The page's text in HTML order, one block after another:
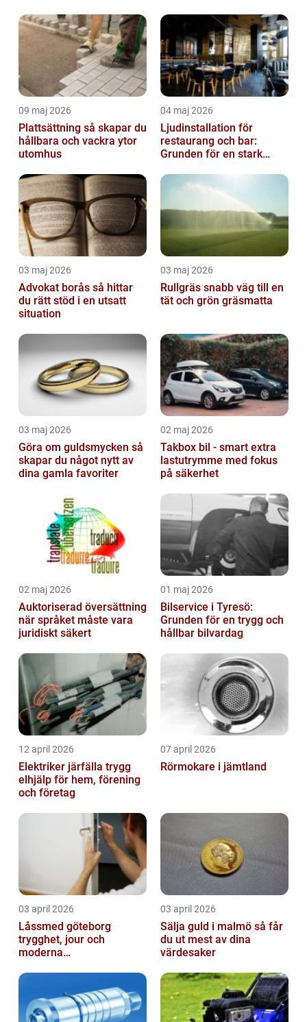
09 maj 2026
Plattsättning så skapar du
hållbara och vackra ytor
utomhus
04 maj 2026
Ljudinstallation för
restaurang och bar:
Grunden för en stark
03 maj 2026
Advokat borås så hittar
du rätt stöd i en utsatt
situation
03 maj 2026
Rullgräs snabb väg till en
tät och grön gräsmatta
03 maj 2026
Göra om guldsmycken så
skapar du något nytt av
dina gamla favoriter
02 maj 2026
Takbox bil - smart extra
lastutrymme med fokus
på säkerhet
02 maj 2026
Auktoriserad översättning
när språket måste vara
juridiskt säkert
01 maj 2026
Bilservice i Tyresö:
Grunden för en trygg och
hållbar bilvardag
12 april 2026
Elektriker järfälla trygg
elhjälp för hem, förening
och företag
07 april 2026
Rörmokare i jämtland
03 april 2026
Låssmed göteborg
trygghet, jour och
moderna
03 april 2026
Sälja guld i malmö så får
du ut mest av dina
värdesaker